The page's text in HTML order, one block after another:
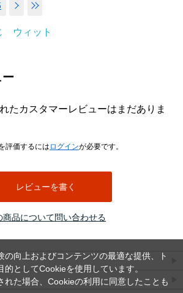
商品について問い合わせる
ウィット
たカスタマーレビューはまだありま
評価するには ログインが必要です。
レビューを書く
の向上およびコンテンツの最適な提供、ト
的としてCookieを使用しています。
れた場合、Cookieの利用に同意したことも